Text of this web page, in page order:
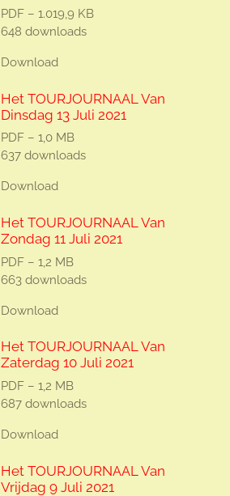
PDF – 1.019,9 KB
648 downloads
Download
Het TOURJOURNAAL Van
Dinsdag 13 Juli 2021
PDF – 1,0 MB
637 downloads
Download
Het TOURJOURNAAL Van
Zondag 11 Juli 2021
PDF – 1,2 MB
663 downloads
Download
Het TOURJOURNAAL Van
Zaterdag 10 Juli 2021
PDF – 1,2 MB
687 downloads
Download
Het TOURJOURNAAL Van
Vrijdag 9 Juli 2021